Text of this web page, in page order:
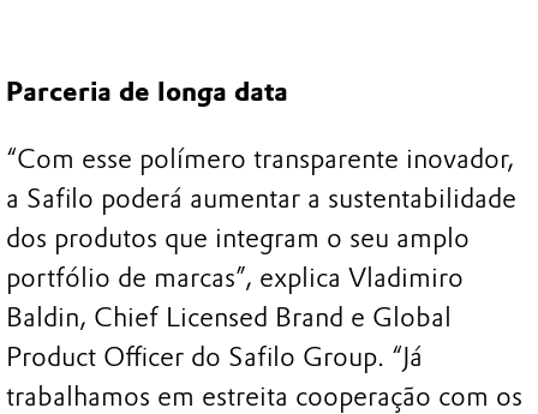
Parceria de longa data
“Com esse polímero transparente inovador,
a Safilo poderá aumentar a sustentabilidade
dos produtos que integram o seu amplo
portfólio de marcas”, explica Vladimiro
Baldin, Chief Licensed Brand e Global
Product Officer do Safilo Group. “Já
trabalhamos em estreita cooperação com os